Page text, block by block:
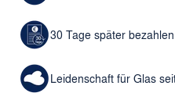
30 Tage später
Leidenschaft für Glas